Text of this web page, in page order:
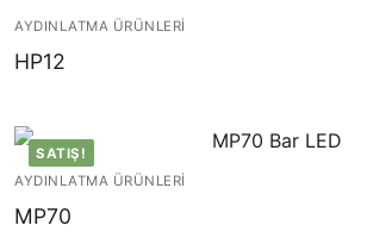
AYDINLATMA ÜRÜNLERI
HP12
SATIŞ!
AYDINLATMA ÜRÜNLERI
MP70